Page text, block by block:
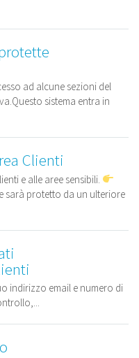
ad alcune sezioni del
sistema entra in
Clienti
e alle aree sensibili.
sarà protetto da un ulteriore
indirizzo email e numero di